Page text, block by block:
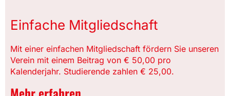
Einfache Mitgliedschaft
Mit einer einfachen Mitgliedschaft fördern Sie unseren
Verein mit einem Beitrag von € 50,00 pro
Kalenderjahr. Studierende zahlen € 25,00.